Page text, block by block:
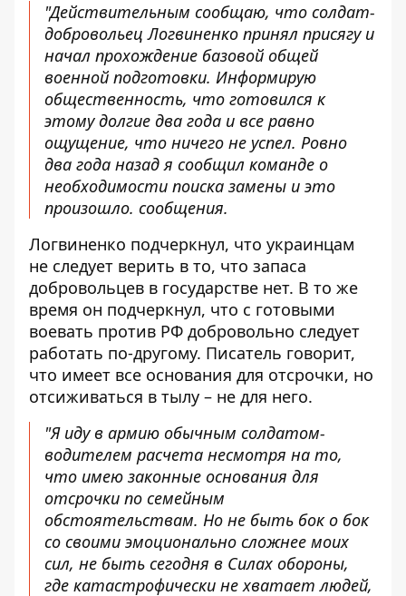
"Действительным сообщаю, что солдат-
добровольец Логвиненко принял присягу и
начал прохождение базовой общей
военной подготовки. Информирую
общественность, что готовился к
этому долгие два года и все равно
ощущение, что ничего не успел. Ровно
два года назад я сообщил команде о
необходимости поиска замены и это
произошло. сообщения.
Логвиненко подчеркнул, что украинцам
не следует верить в то, что запаса
добровольцев в государстве нет. В то же
время он подчеркнул, что с готовыми
воевать против РФ добровольно следует
работать по-другому. Писатель говорит,
что имеет все основания для отсрочки, но
отсиживаться в тылу – не для него.
"Я иду в армию обычным солдатом-
водителем расчета несмотря на то,
что имею законные основания для
отсрочки по семейным
обстоятельствам. Но не быть бок о бок
со своими эмоционально сложнее моих
сил, не быть сегодня в Силах обороны,
где катастрофически не хватает людей,